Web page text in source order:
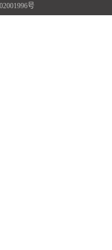
号